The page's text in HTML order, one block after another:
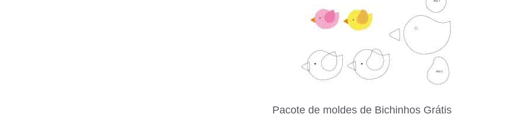
Pacote de moldes de Bichinhos Grátis